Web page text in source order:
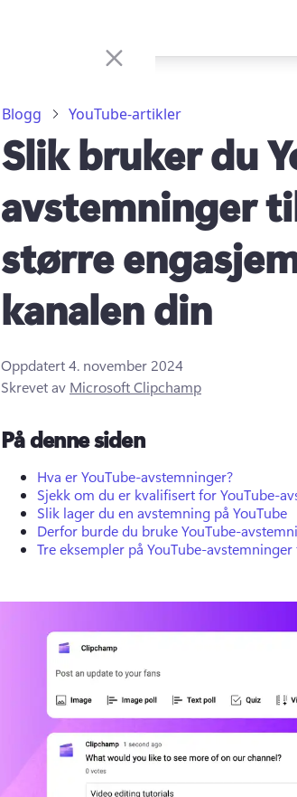
Blogg YouTube-artikler
Slik bruker du
avstemninger
større
kanalen din
Oppdatert4. november 2024
Skrevet av Microsoft Clipchamp
På denne siden
Hva er YouTube-avstemninger?
Sjekk om du er kvalifisert for YouTube-
Slik lager du en avstemning på YouTube
Derfor burde du bruke YouTube-
Tre eksempler på YouTube-